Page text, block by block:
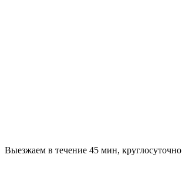
Выезжаем в течение 45 мин, круглосуточно